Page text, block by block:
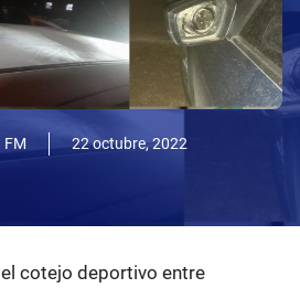
FM 22 octubre, 2022
cotejo deportivo entre